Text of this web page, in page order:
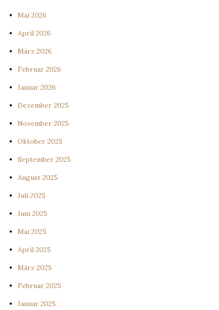
Mai 2026
April 2026
März 2026
Februar 2026
Januar 2026
Dezember 2025
November 2025
Oktober 2025
September 2025
August 2025
Juli 2025
Juni 2025
Mai 2025
April 2025
März 2025
Februar 2025
Januar 2025